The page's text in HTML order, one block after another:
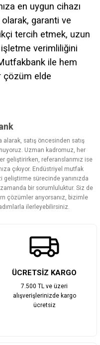
en uygun cihazı
olarak, garanti ve
tercih etmek, uzun
verimliliğini
ile hem
çözüm elde
satış öncesinden satış
Uzman kadromuz, her
geliştirirken, referanslarımız ise
çıkıyor. Endüstriyel mutfak
sürecinde yanınızda
bir sorumluluktur. Siz de
çözümler arıyorsanız, bizimle
ilerleyebilirsiniz.
ÜCRETSİZ KARGO
7.500 TL ve üzeri
alışverişlerinizde kargo
ücretsiz